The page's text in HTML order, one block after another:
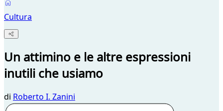
Cultura
Un attimino e le altre espressioni
inutili che usiamo
di Roberto I. Zanini